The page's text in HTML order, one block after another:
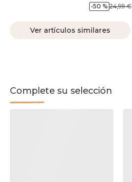
-50 % 24,99 €
Ver artículos similares
Complete su selección